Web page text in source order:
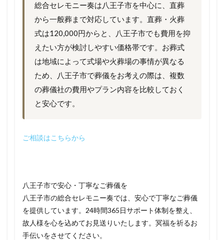
総合セレモニー奏は八王子市を中心に、直葬
から一般葬まで対応しています。直葬・火葬
式は120,000円からと、八王子市でも費用を抑
えたい方が検討しやすい価格帯です。お葬式
は地域によって式場や火葬場の事情が異なる
ため、八王子市で葬儀をお考えの際は、複数
の葬儀社の費用やプラン内容を比較しておく
と安心です。
ご相談はこちらから
八王子市で安心・丁寧なご葬儀を
八王子市の総合セレモニー奏では、安心で丁寧なご葬儀
を提供しています。24時間365日サポート体制を整え、
故人様を心を込めてお見送りいたします。冥福を祈るお
手伝いをさせてください。